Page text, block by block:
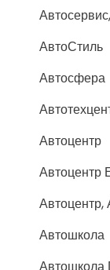
АвтоСтиль
Автосфера
Автоцентр
Автоцентр
Автоцентр,
Автошкола